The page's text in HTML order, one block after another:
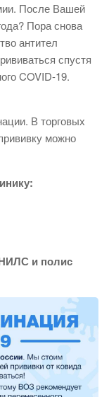
После Вашей
Пора снова
антител
спустя
COVID-19.
В торговых
можно
и полис